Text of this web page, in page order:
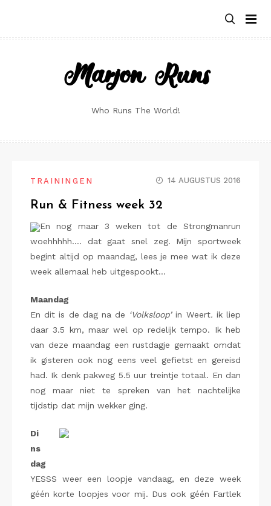
content
Marjon Runs
Who Runs The World!
TRAININGEN 14 AUGUSTUS 2016
Run & Fitness week 32
En nog maar 3 weken tot de Strongmanrun
woehhhhh…. dat gaat snel zeg. Mijn sportweek
begint altijd op maandag, lees je mee wat ik deze
week allemaal heb uitgespookt…
Maandag
En dit is de dag na de ‘Volksloop’in Weert. ik liep
daar 3.5 km, maar wel op redelijk tempo. Ik heb
van deze maandag een rustdagje gemaakt omdat
ik gisteren ook nog eens veel gefietst en gereisd
had. Ik denk pakweg 5.5 uur treintje totaal. En dan
nog maar niet te spreken van het nachtelijke
tijdstip dat mijn wekker ging.
Di
ns
dag
YESSS weer een loopje vandaag, en deze week
géén korte loopjes voor mij. Dus ook géén Fartlek